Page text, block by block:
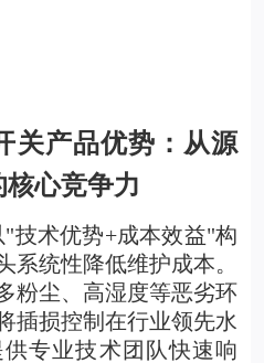
关产品优势：从源
心竞争力
技术优势+成本效益"构
系统性降低维护成本。
粉尘、高湿度等恶劣环
插损控制在行业领先水
供专业技术团队快速响